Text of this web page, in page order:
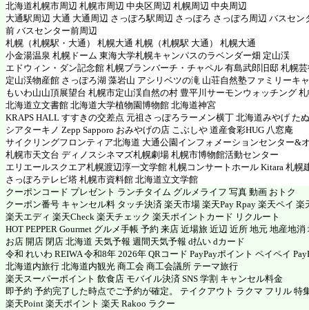
北海道札幌市周辺 札幌市周辺 中央区周辺 札幌周辺 中央周辺
大通駅周辺 大通 大通周辺 さっぽろ駅周辺 さっぽろ さっぽろ周辺 バスセ
前 バスセンター前周辺
札幌（札幌駅・大通） 札幌大通 札幌（札幌駅 大通） 札幌大通
小金湯温泉 札幌ドーム 東海大学札幌キャンパスのラベンダー畑 定山渓
エドウィン・ダン記念館 札幌ブランバーチ・チャペル 有島武郎旧邸 札幌
定山渓物産館 さっぽろ湖 藻岩山 アシリベツの滝 山荘自然塾ファミリーキ
もいわ山山頂展望台 札幌市定山渓自然の村 豊平川サーモンウォッチング
北海道立文書館 北海道大学植物園博物館 北海道神宮
KRAPS HALL すすきの交差点 元祖さっぽろラーメン横丁 北海道みやげ た
シアターキノ Zepp Sapporo おみやげの店 こぶしや 道産食彩HUG 八窓庵
サイクリングフロンティア北海道 大通公園インフォメーションセンター&
札幌市天文台 ディノスシネマズ札幌劇場 札幌市博物館活動センター
エリエールスクエア札幌渡辺淳一文学館 札幌コンサートホール Kitara 札幌
さっぽろテレビ塔 札幌市資料館 北海道立文学館
クーポンコード プレゼント ランチタイム グルメライフ 写真 動画 おトク
クーポン番号 キャンセル料 タッチ決済 楽天市場 楽天Pay Rpay 楽天ペイ 楽
楽天エディ 楽天Check 楽天チェック 楽天ポイントカード リクルート
HOT PEPPER Gourmet グルメ手帳 予約 来店 近場旅 近辺 近所 地元 地産地
お店 開店 閉店 北海道 天気予報 週間天気予報 d払い dカード
令和 れいわ REIWA 令和8年 2026年 QRコード PayPayポイント ペイペイ
北海道内旅行 北海道内観光 商工会 商工会議所 テーマ旅行
楽天スーパーポイント 飲食店 モバイル決済 SNS 学割 キャンセル料金
即予約 予約完了した時点でご予約が確定。 テイクアウト ラクマ フリル 特
楽天Point 楽天ポイント 楽天 Rakoo ラクー